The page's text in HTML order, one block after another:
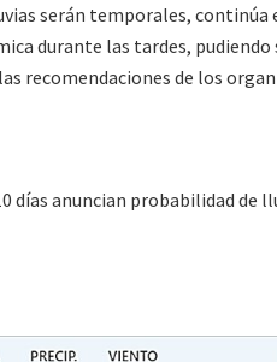
serán temporales, continúa
durante las tardes, pudiendo
recomendaciones de los
días anuncian probabilidad de